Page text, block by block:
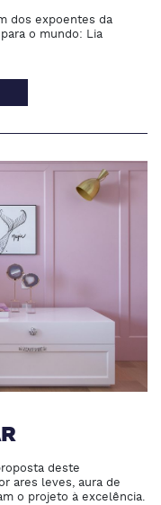
dos expoentes da
o mundo: Lia
deste
ares leves, aura de
o projeto à excelência.